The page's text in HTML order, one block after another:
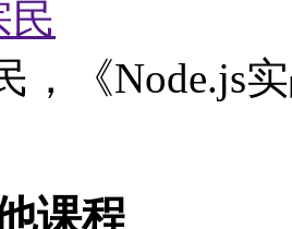
：从编写代码到服务器部署
专业
序猿其他常用开发语言